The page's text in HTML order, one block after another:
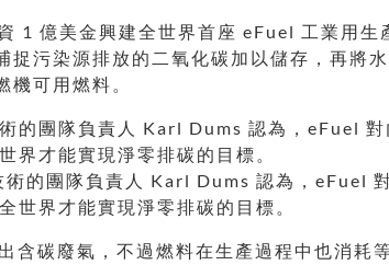
1 億美金興建全世界首座 eFuel 工業用
捉污染源排放的二氧化碳加以儲存，再將
機可用燃料。
的團隊負責人 Karl Dums 認為，eFuel
世界才能實現淨零排碳的目標。
含碳廢氣，不過燃料在生產過程中也消耗